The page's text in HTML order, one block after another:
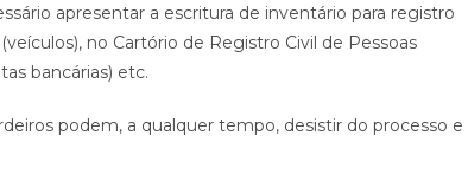
apresentar a escritura de inventário para registro
no Cartório de Registro Civil de Pessoas
bancárias) etc.
podem, a qualquer tempo, desistir do processo e